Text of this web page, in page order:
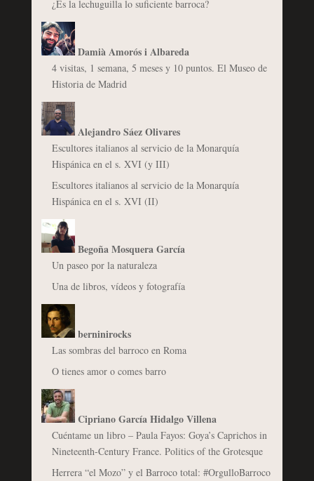
¿Es la lechuguilla lo suficiente barroca?
Damià Amorós i Albareda
4 visitas, 1 semana, 5 meses y 10 puntos. El Museo de
Historia de Madrid
Alejandro Sáez Olivares
Escultores italianos al servicio de la Monarquía
Hispánica en el s. XVI (y III)
Escultores italianos al servicio de la Monarquía
Hispánica en el s. XVI (II)
Begoña Mosquera García
Un paseo por la naturaleza
Una de libros, vídeos y fotografía
berninirocks
Las sombras del barroco en Roma
O tienes amor o comes barro
Cipriano García Hidalgo Villena
Cuéntame un libro – Paula Fayos: Goya’s Caprichos in
Nineteenth-Century France. Politics of the Grotesque
Herrera “el Mozo” y el Barroco total: #OrgulloBarroco